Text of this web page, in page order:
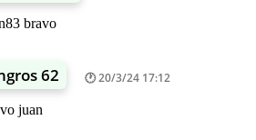
bravo
62 20/3/24 17:12
juan